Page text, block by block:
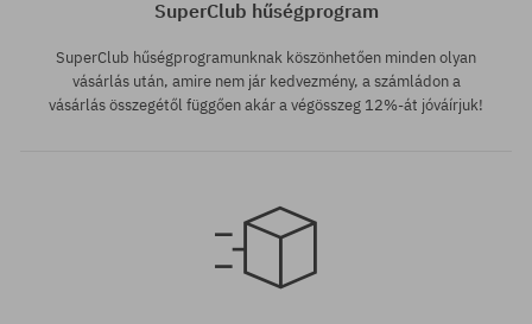
SuperClub hűségprogram
SuperClub hűségprogramunknak köszönhetően minden olyan
vásárlás után, amire nem jár kedvezmény, a számládon a
vásárlás összegétől függően akár a végösszeg 12%-át jóváírjuk!